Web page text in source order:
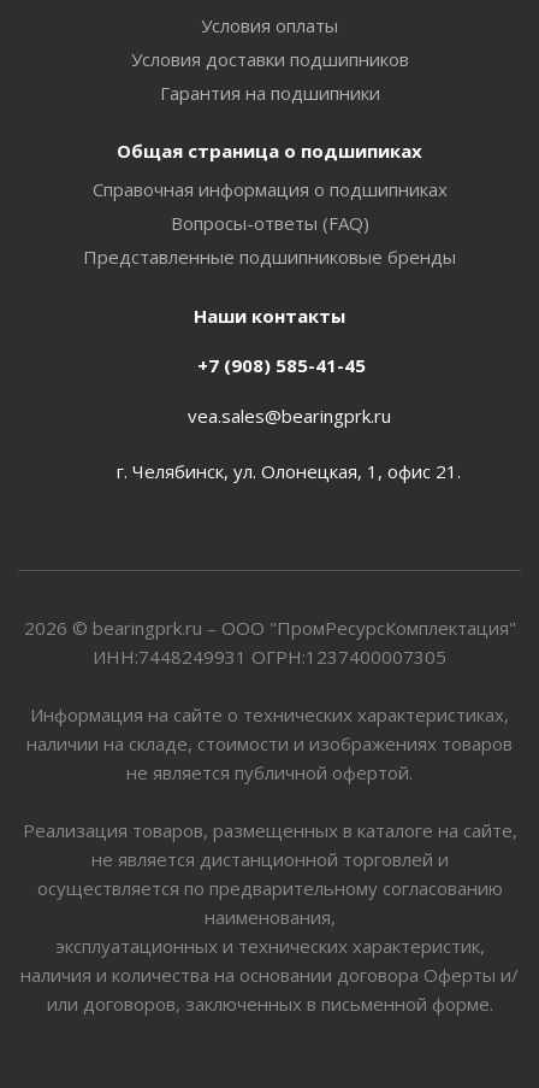
Условия оплаты
Условия доставки подшипников
Гарантия на подшипники
Общая страница о подшипиках
Справочная информация о подшипниках
Вопросы-ответы (FAQ)
Представленные подшипниковые бренды
Наши контакты
+7 (908) 585-41-45
vea.sales@bearingprk.ru
г. Челябинск, ул. Олонецкая, 1, офис 21.
2026 © bearingprk.ru – ООО "ПромРесурсКомплектация"
ИНН:7448249931 ОГРН:1237400007305
Информация на сайте о технических характеристиках,
наличии на складе, стоимости и изображениях товаров
не является публичной офертой.
Реализация товаров, размещенных в каталоге на сайте,
не является дистанционной торговлей и
осуществляется по предварительному согласованию
наименования,
эксплуатационных и технических характеристик,
наличия и количества на основании договора Оферты и/
или договоров, заключенных в письменной форме.